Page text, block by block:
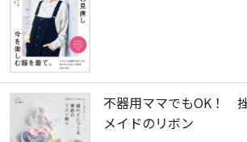
不器用ママでもOK！
メイドのリボン